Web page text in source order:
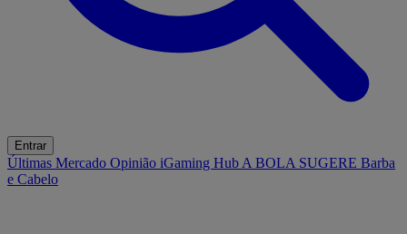
Entrar
Últimas Mercado Opinião iGaming Hub A BOLA SUGERE Barba
e Cabelo